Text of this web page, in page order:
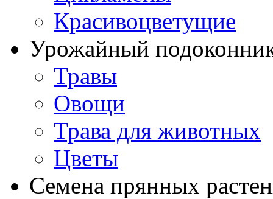
Красивоцветущие
Урожайный
Травы
Овощи
Трава для животных
Цветы
Семена прянных